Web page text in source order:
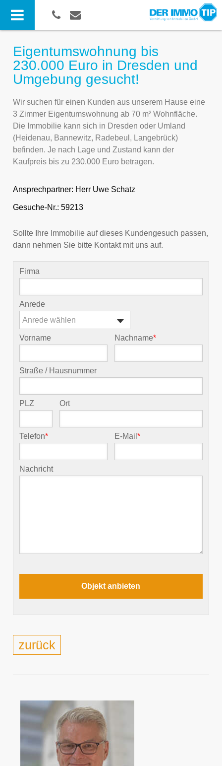
Eigentumswohnung bis
230.000 Euro in Dresden und
Umgebung gesucht!
Wir suchen für einen Kunden aus unserem Hause eine
3 Zimmer Eigentumswohnung ab 70 m² Wohnfläche.
Die Immobilie kann sich in Dresden oder Umland
(Heidenau, Bannewitz, Radebeul, Langebrück)
befinden. Je nach Lage und Zustand kann der
Kaufpreis bis zu 230.000 Euro betragen.
Ansprechpartner: Herr Uwe Schatz
Gesuche-Nr.: 59213
Sollte Ihre Immobilie auf dieses Kundengesuch passen,
dann nehmen Sie bitte Kontakt mit uns auf.
Firma
Anrede
Anrede wählen
Vorname Nachname*
Straße / Hausnummer
PLZ Ort
Telefon* E-Mail*
Nachricht
zurück